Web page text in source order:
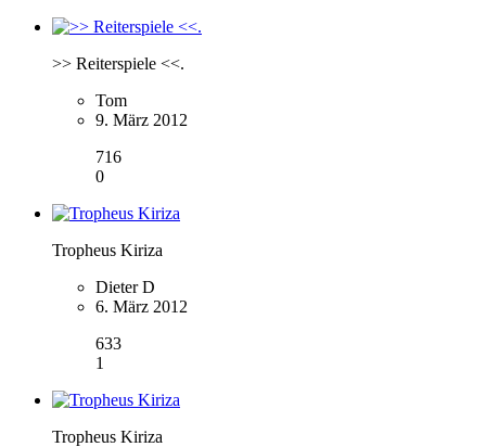
>> Reiterspiele <<.
Tom
9. März 2012
716
0
Tropheus Kiriza
Dieter D
6. März 2012
633
1
Tropheus Kiriza